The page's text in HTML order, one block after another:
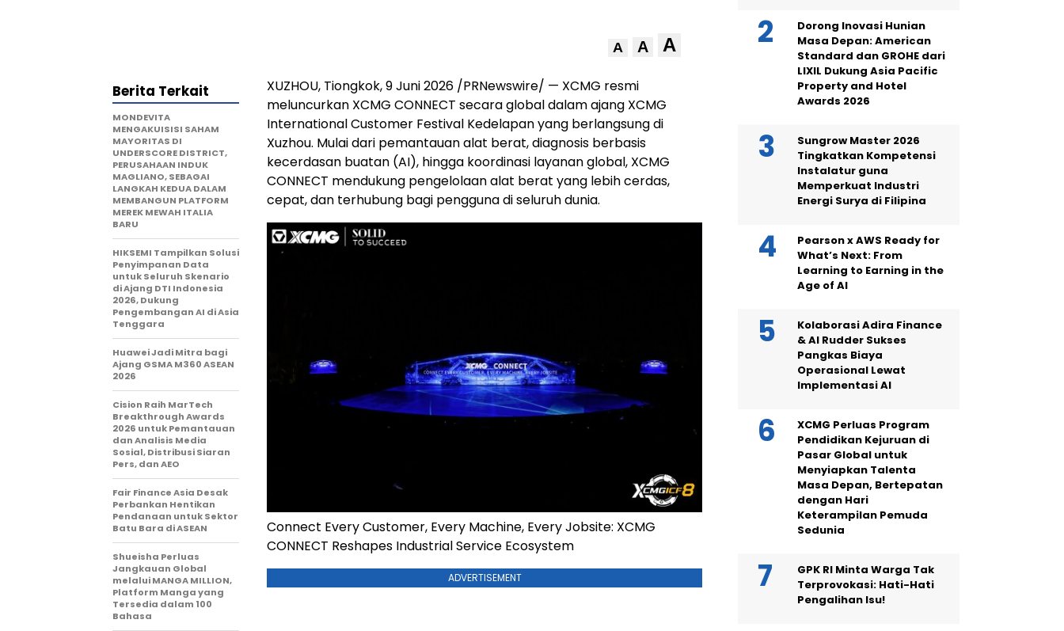
A A A
XUZHOU, Tiongkok,9 Juni 2026 /PRNewswire/ — XCMG resmi
meluncurkan XCMG CONNECT secara global dalam ajang XCMG
International Customer Festival Kedelapan yang berlangsung di
Xuzhou. Mulai dari pemantauan alat berat, diagnosis berbasis
kecerdasan buatan (AI), hingga koordinasi layanan global, XCMG
CONNECT mendukung pengelolaan alat berat yang lebih cerdas,
cepat, dan terhubung bagi pengguna di seluruh dunia.
Connect Every Customer, Every Machine, Every Jobsite: XCMG
CONNECT Reshapes Industrial Service Ecosystem
ADVERTISEMENT
Berita Terkait
MONDEVITA
MENGAKUISISI SAHAM
MAYORITAS DI
UNDERSCORE DISTRICT,
PERUSAHAAN INDUK
MAGLIANO, SEBAGAI
LANGKAH KEDUA DALAM
MEMBANGUN PLATFORM
MEREK MEWAH ITALIA
BARU
HIKSEMI Tampilkan Solusi
Penyimpanan Data
untuk Seluruh Skenario
di Ajang DTI Indonesia
2026, Dukung
Pengembangan AI di Asia
Tenggara
Huawei Jadi Mitra bagi
Ajang GSMA M360 ASEAN
2026
Cision Raih MarTech
Breakthrough Awards
2026 untuk Pemantauan
dan Analisis Media
Sosial, Distribusi Siaran
Pers, dan AEO
Fair Finance Asia Desak
Perbankan Hentikan
Pendanaan untuk Sektor
Batu Bara di ASEAN
Shueisha Perluas
Jangkauan Global
melalui MANGA MILLION,
Platform Manga yang
Tersedia dalam 100
Bahasa
Dorong Inovasi Hunian
Masa Depan: American
Standard dan GROHE dari
LIXIL Dukung Asia Pacific
Property and Hotel
Awards 2026
Sungrow Master 2026
Tingkatkan Kompetensi
Instalatur guna
Memperkuat Industri
Energi Surya di Filipina
Pearson x AWS Ready for
What’s Next: From
Learning to Earning in the
Age of AI
Kolaborasi Adira Finance
& AI Rudder Sukses
Pangkas Biaya
Operasional Lewat
Implementasi AI
XCMG Perluas Program
Pendidikan Kejuruan di
Pasar Global untuk
Menyiapkan Talenta
Masa Depan, Bertepatan
dengan Hari
Keterampilan Pemuda
Sedunia
GPK RI Minta Warga Tak
Terprovokasi: Hati-Hati
Pengalihan Isu!